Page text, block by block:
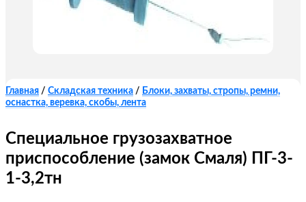
Главная / Складская техника / Блоки, захваты, стропы, ремни,
оснастка, веревка, скобы, лента
Специальное грузозахватное
приспособление (замок Смаля) ПГ-3-
1-3,2тн